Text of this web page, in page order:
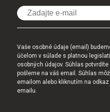
Vaše osobné údaje (email)
účelom v súlade s platnou
osobných údajov. Súhlas
pošleme na váš email. Súhlas
emailom alebo kliknutím na
emailu.